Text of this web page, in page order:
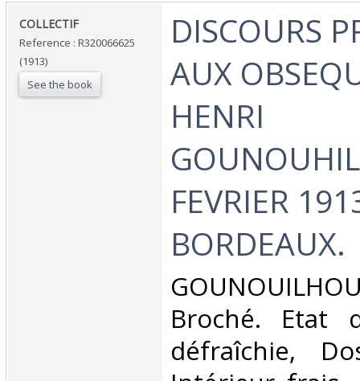
‎COLLECTIF‎
Reference : R320066625
(1913)
See the book
‎DISCOURS
AUX
HENRI
FEVRIER
BORDEAUX.‎
Broché. Etat
défraîchie,